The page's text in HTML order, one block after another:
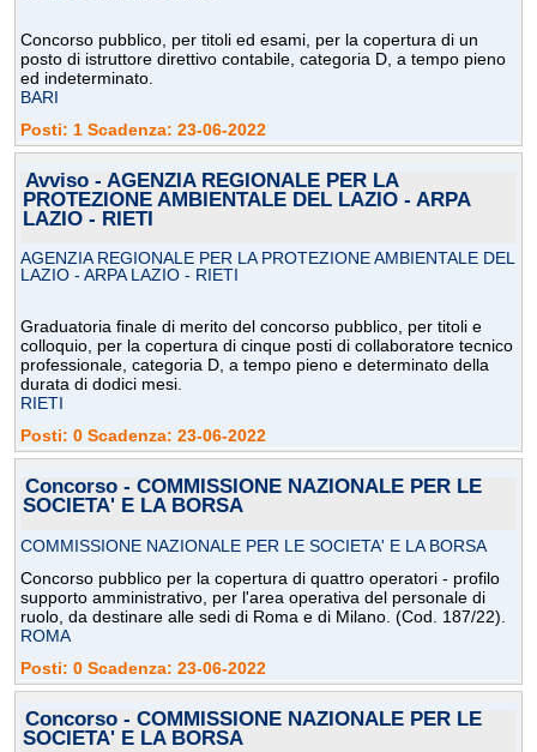
Concorso pubblico, per titoli ed esami, per la copertura di un
posto di istruttore direttivo contabile, categoria D, a tempo pieno
ed indeterminato.
BARI
Posti: 1 Scadenza: 23-06-2022
Avviso - AGENZIA REGIONALE PER LA
PROTEZIONE AMBIENTALE DEL LAZIO - ARPA
LAZIO - RIETI
AGENZIA REGIONALE PER LA PROTEZIONE AMBIENTALE DEL
LAZIO - ARPA LAZIO - RIETI
Graduatoria finale di merito del concorso pubblico, per titoli e
colloquio, per la copertura di cinque posti di collaboratore tecnico
professionale, categoria D, a tempo pieno e determinato della
durata di dodici mesi.
RIETI
Posti: 0 Scadenza: 23-06-2022
Concorso - COMMISSIONE NAZIONALE PER LE
SOCIETA' E LA BORSA
COMMISSIONE NAZIONALE PER LE SOCIETA' E LA BORSA
Concorso pubblico per la copertura di quattro operatori - profilo
supporto amministrativo, per l'area operativa del personale di
ruolo, da destinare alle sedi di Roma e di Milano. (Cod. 187/22).
ROMA
Posti: 0 Scadenza: 23-06-2022
Concorso - COMMISSIONE NAZIONALE PER LE
SOCIETA' E LA BORSA